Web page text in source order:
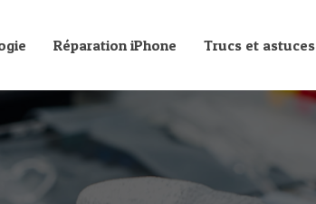
Réparation iPhone Trucs et astuces